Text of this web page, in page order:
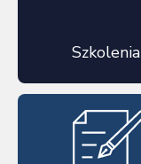
Szkolenia